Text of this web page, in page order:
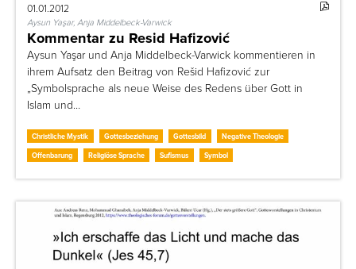
01.01.2012
Aysun Yaşar, Anja Middelbeck-Varwick
Kommentar zu Resid Hafizović
Aysun Yaşar und Anja Middelbeck-Varwick kommentieren in
ihrem Aufsatz den Beitrag von Rešid Hafizović zur
„Symbolsprache als neue Weise des Redens über Gott in
Islam und…
Christliche Mystik Gottesbeziehung Gottesbild
Negative Theologie
Offenbarung
Religiöse Sprache Sufismus Symbol